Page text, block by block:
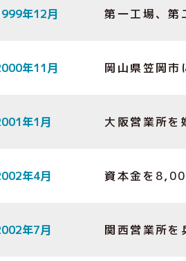
年12月 第一工場、第
年11月 岡山県笠岡市
年1月 大阪営業所を
年4月 資本金を
年7月 関西営業所を